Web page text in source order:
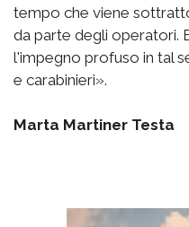
tempo che viene
da parte degli operatori.
l'impegno profuso in tal
e carabinieri».
Marta Martiner Testa